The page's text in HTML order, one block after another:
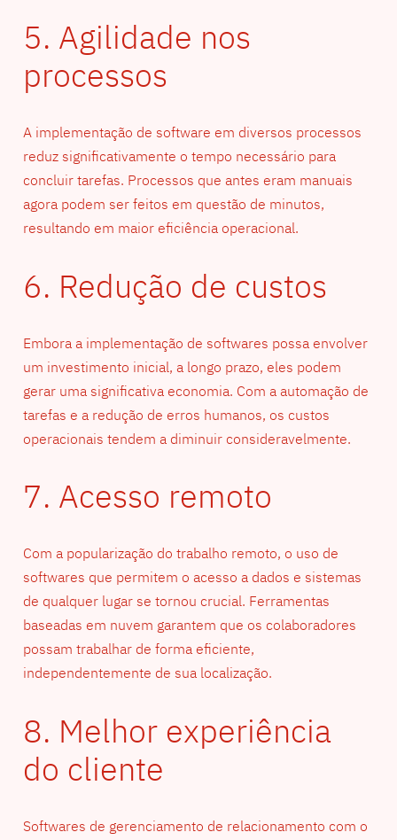
5. Agilidade nos
processos
A implementação de software em diversos processos
reduz significativamente o tempo necessário para
concluir tarefas. Processos que antes eram manuais
agora podem ser feitos em questão de minutos,
resultando em maior eficiência operacional.
6. Redução de custos
Embora a implementação de softwares possa envolver
um investimento inicial, a longo prazo, eles podem
gerar uma significativa economia. Com a automação de
tarefas e a redução de erros humanos, os custos
operacionais tendem a diminuir consideravelmente.
7. Acesso remoto
Com a popularização do trabalho remoto, o uso de
softwares que permitem o acesso a dados e sistemas
de qualquer lugar se tornou crucial. Ferramentas
baseadas em nuvem garantem que os colaboradores
possam trabalhar de forma eficiente,
independentemente de sua localização.
8. Melhor experiência
do cliente
Softwares de gerenciamento de relacionamento com o